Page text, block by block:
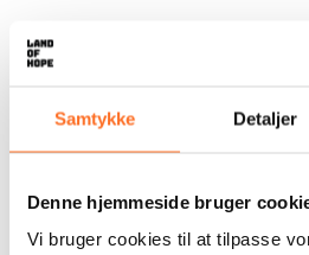
Samtykke Detaljer
Denne hjemmeside bruger
Vi bruger cookies til at tilpasse